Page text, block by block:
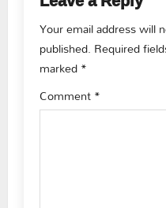
v
i
g
a
Your email address will
published. Required
marked*
Comment*